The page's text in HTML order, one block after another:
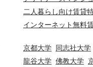
二人暮らし向け賃貸
インターネット無料
京都大学 同志社大学
龍谷大学 佛教大学